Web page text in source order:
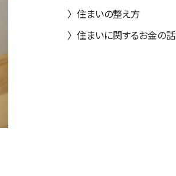
〉 住まいの整え方
〉 住まいに関するお金の話